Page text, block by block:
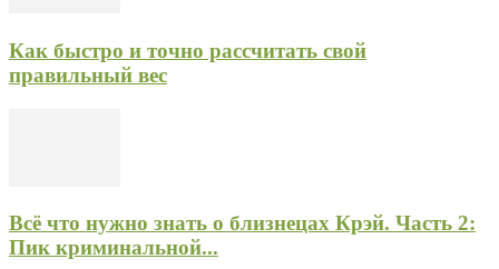
Как быстро и точно рассчитать свой
правильный вес
Всё что нужно знать о близнецах Крэй. Часть 2:
Пик криминальной...